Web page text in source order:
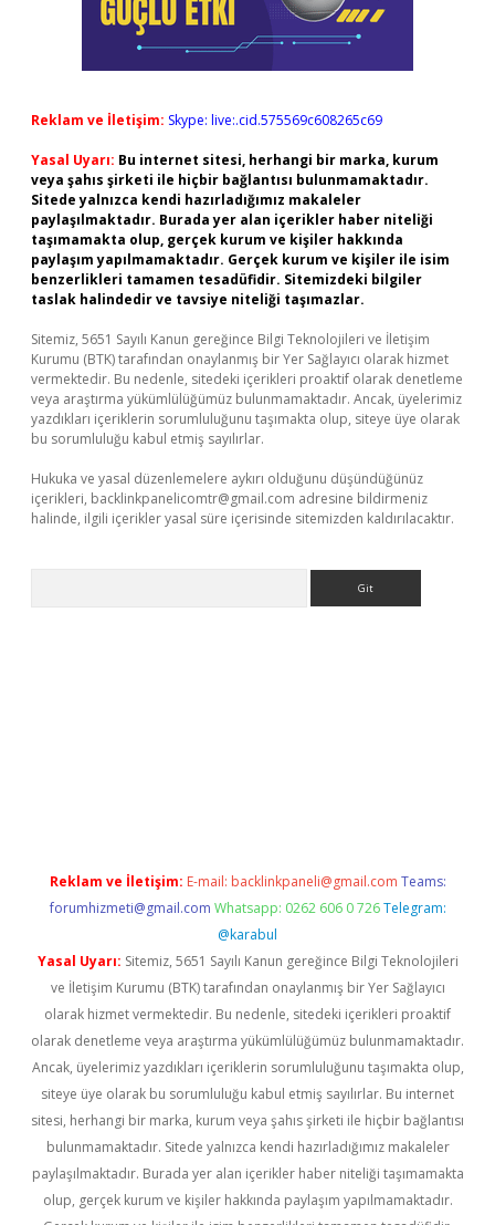
Reklam ve İletişim: Skype: live:.cid.575569c608265c69
Yasal Uyarı: Bu internet sitesi, herhangi bir marka, kurum
veya şahıs şirketi ile hiçbir bağlantısı bulunmamaktadır.
Sitede yalnızca kendi hazırladığımız makaleler
paylaşılmaktadır. Burada yer alan içerikler haber niteliği
taşımamakta olup, gerçek kurum ve kişiler hakkında
paylaşım yapılmamaktadır. Gerçek kurum ve kişiler ile isim
benzerlikleri tamamen tesadüfidir. Sitemizdeki bilgiler
taslak halindedir ve tavsiye niteliği taşımazlar.
Sitemiz, 5651 Sayılı Kanun gereğince Bilgi Teknolojileri ve İletişim
Kurumu (BTK) tarafından onaylanmış bir Yer Sağlayıcı olarak hizmet
vermektedir. Bu nedenle, sitedeki içerikleri proaktif olarak denetleme
veya araştırma yükümlülüğümüz bulunmamaktadır. Ancak, üyelerimiz
yazdıkları içeriklerin sorumluluğunu taşımakta olup, siteye üye olarak
bu sorumluluğu kabul etmiş sayılırlar.
Hukuka ve yasal düzenlemelere aykırı olduğunu düşündüğünüz
içerikleri, backlinkpanelicomtr@gmail.com adresine bildirmeniz
halinde, ilgili içerikler yasal süre içerisinde sitemizden kaldırılacaktır.
Reklam ve İletişim: E-mail: backlinkpaneli@gmail.com Teams:
forumhizmeti@gmail.com Whatsapp: 0262 606 0 726 Telegram:
@karabul
Yasal Uyarı: Sitemiz, 5651 Sayılı Kanun gereğince Bilgi Teknolojileri
ve İletişim Kurumu (BTK) tarafından onaylanmış bir Yer Sağlayıcı
olarak hizmet vermektedir. Bu nedenle, sitedeki içerikleri proaktif
olarak denetleme veya araştırma yükümlülüğümüz bulunmamaktadır.
Ancak, üyelerimiz yazdıkları içeriklerin sorumluluğunu taşımakta olup,
siteye üye olarak bu sorumluluğu kabul etmiş sayılırlar. Bu internet
sitesi, herhangi bir marka, kurum veya şahıs şirketi ile hiçbir bağlantısı
bulunmamaktadır. Sitede yalnızca kendi hazırladığımız makaleler
paylaşılmaktadır. Burada yer alan içerikler haber niteliği taşımamakta
olup, gerçek kurum ve kişiler hakkında paylaşım yapılmamaktadır.